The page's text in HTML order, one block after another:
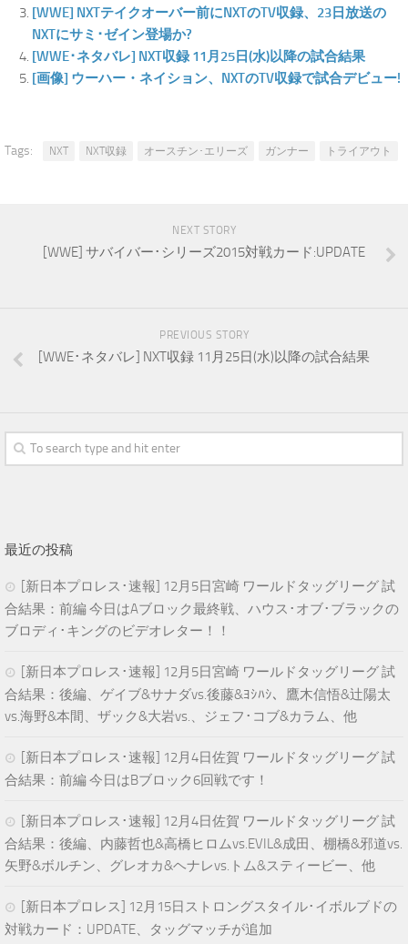
[WWE] NXTテイクオーバー前にNXTのTV収録、23日放送の
NXTにサミ･ゼイン登場か?
[WWE･ネタバレ] NXT収録 11月25日(水)以降の試合結果
[画像] ウーハー・ネイション、NXTのTV収録で試合デビュー!
Tags: NXT NXT収録 オースチン･エリーズ ガンナー トライアウト
NEXT STORY
[WWE] サバイバー･シリーズ2015対戦カード:UPDATE
PREVIOUS STORY
[WWE･ネタバレ] NXT収録 11月25日(水)以降の試合結果
最近の投稿
[新日本プロレス･速報] 12月5日宮崎 ワールドタッグリーグ 試
合結果：前編 今日はAブロック最終戦、ハウス･オブ･ブラックの
ブロディ･キングのビデオレター！！
[新日本プロレス･速報] 12月5日宮崎 ワールドタッグリーグ 試
合結果：後編、ゲイブ&サナダvs.後藤&ﾖｼﾊｼ、鷹木信悟&辻陽太
vs.海野&本間、ザック&大岩vs.、ジェフ･コブ&カラム、他
[新日本プロレス･速報] 12月4日佐賀 ワールドタッグリーグ 試
合結果：前編 今日はBブロック6回戦です！
[新日本プロレス･速報] 12月4日佐賀 ワールドタッグリーグ 試
合結果：後編、内藤哲也&高橋ヒロムvs.EVIL&成田、棚橋&邪道vs.
矢野&ボルチン、グレオカ&ヘナレvs.トム&スティービー、他
[新日本プロレス] 12月15日ストロングスタイル･イボルブドの
対戦カード：UPDATE、タッグマッチが追加